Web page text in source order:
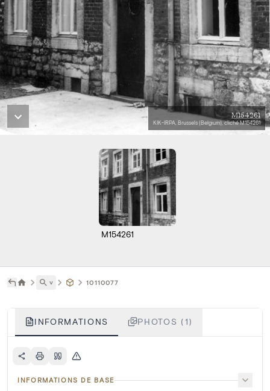
M154261
KIK-IRPA, Brussels (Belgium), cliché M154261
M154261
˅ 10110077
INFORMATIONS PHOTOS (1)
INFORMATIONS DE BASE